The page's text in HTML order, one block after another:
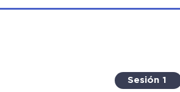
Sesión 1